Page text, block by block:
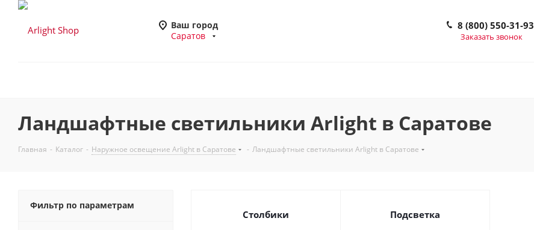
Ваш город
Саратов
8 (800) 550-31-93
Заказать звонок
Ландшафтные светильники Arlight в Саратове
Главная - Каталог - Наружное освещение Arlight в Саратове - Ландшафтные светильники Arlight в Саратове
Столбики Подсветка
Фильтр по параметрам